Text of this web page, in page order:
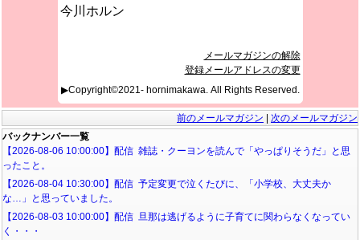
今川ホルン
メールマガジンの解除
登録メールアドレスの変更
▶Copyright©2021- hornimakawa. All Rights Reserved.
前のメールマガジン
次のメールマガジン
バックナンバー一覧
【2026-08-06 10:00:00】配信 雑誌・クーヨンを読んで「やっぱりそうだ」と思
ったこと。
【2026-08-04 10:30:00】配信 予定変更で泣くたびに、「小学校、大丈夫か
な…」と思っていました。
【2026-08-03 10:00:00】配信 旦那は逃げるように子育てに関わらなくなってい
く・・・